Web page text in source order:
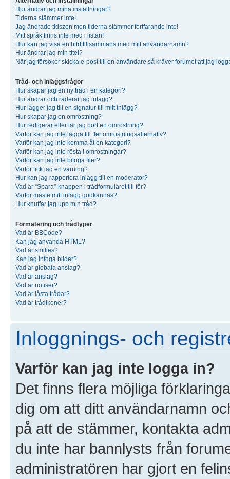
Hur ändrar jag mina inställningar?
Tiderna stämmer inte!
Jag ändrade tidszon men tiderna stämmer fortfarande inte!
Mitt språk finns inte med i listan!
Hur kan jag visa en bild tillsammans med mitt användarnamn?
Hur ändrar jag min titel?
När jag försöker skicka e-post till en användare så kräver forumet att jag
Tråd- och inläggsfrågor
Hur skapar jag en ny tråd i en kategori?
Hur ändrar och raderar jag inlägg?
Hur lägger jag till en signatur till mitt inlägg?
Hur skapar jag en omröstning?
Hur redigerar eller tar jag bort en omröstning?
Varför kan jag inte lägga till fler omröstningsalternativ?
Varför kan jag inte komma åt en kategori?
Varför kan jag inte rösta i omröstningar?
Varför kan jag inte bifoga filer?
Varför fick jag en varning?
Hur kan jag rapportera inlägg till en moderator?
Vad är “Spara”-knappen i trådformuläret till för?
Varför måste mitt inlägg godkännas?
Hur knuffar jag upp min tråd?
Formatering och trådtyper
Vad är BBCode?
Kan jag använda HTML?
Vad är smilies?
Kan jag infoga bilder?
Vad är globala anslag?
Vad är anslag?
Vad är notiser?
Vad är låsta trådar?
Vad är trådikoner?
Inloggnings- och
Varför kan jag inte logga in?
Det finns flera möjliga
dig om att ditt användarnamn
på att de stämmer, kontakta
du inte har bannlysts från
administratören har gjort en